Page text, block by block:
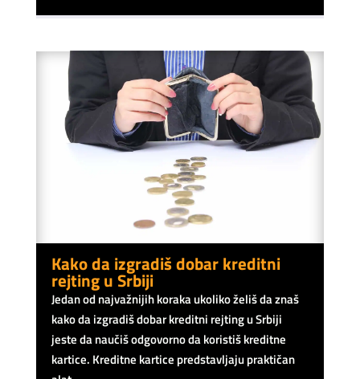
Kako da izgradiš dobar kreditni
rejting u Srbiji
Jedan od najvažnijih koraka ukoliko želiš da znaš
kako da izgradiš dobar kreditni rejting u Srbiji
jeste da naučiš odgovorno da koristiš kreditne
kartice. Kreditne kartice predstavljaju praktičan